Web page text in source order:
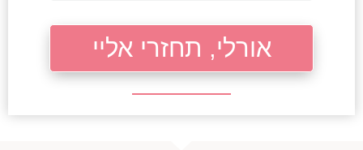
אורלי, תחזרי אליי